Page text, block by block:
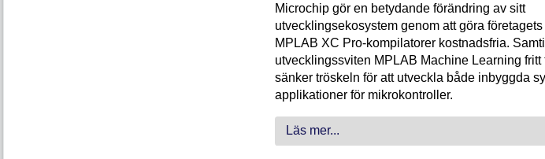
Microchip gör en betydande förändring av sitt
utvecklingsekosystem genom att göra
MPLAB XC Pro-kompilatorer kostnadsfria.
utvecklingssviten MPLAB Machine Learning
sänker tröskeln för att utveckla både inbyggda
applikationer för mikrokontroller.
Läs mer...